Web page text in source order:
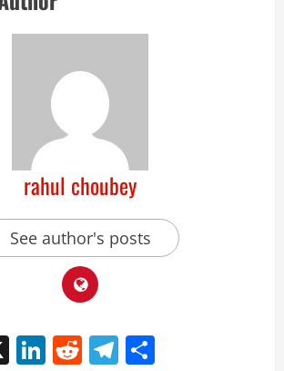
rahul choubey
See author's posts
X LinkedIn
RedditTelegram